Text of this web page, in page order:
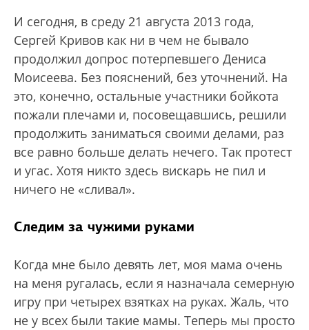
И сегодня, в среду 21 августа 2013 года,
Сергей Кривов как ни в чем не бывало
продолжил допрос потерпевшего Дениса
Моисеева. Без пояснений, без уточнений. На
это, конечно, остальные участники бойкота
пожали плечами и, посовещавшись, решили
продолжить заниматься своими делами, раз
все равно больше делать нечего. Так протест
и угас. Хотя никто здесь вискарь не пил и
ничего не «сливал».
Следим за чужими руками
Когда мне было девять лет, моя мама очень
на меня ругалась, если я назначала семерную
игру при четырех взятках на руках. Жаль, что
не у всех были такие мамы. Теперь мы просто